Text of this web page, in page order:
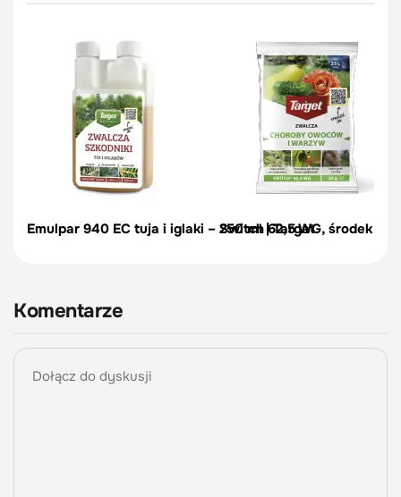
Emulpar 940 EC tuja i iglaki – 250 ml | Target
Switch 62,5 WG, środek
Komentarze